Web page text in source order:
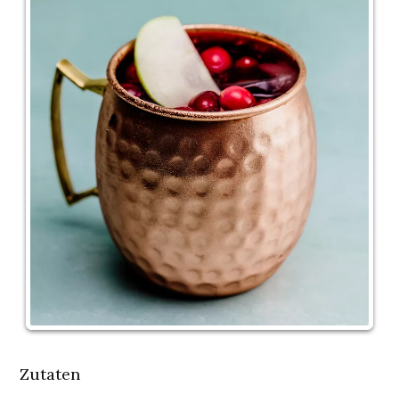
Zutaten